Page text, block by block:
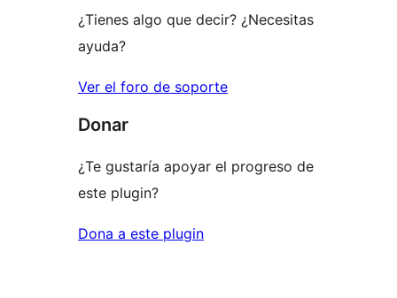
¿Tienes algo que decir? ¿Necesitas
ayuda?
Ver el foro de soporte
Donar
¿Te gustaría apoyar el progreso de
este plugin?
Dona a este plugin